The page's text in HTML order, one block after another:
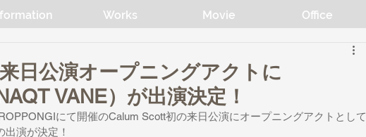
Works Movie Office
日公演オープニングアクトに
VANE）が出演決定！
にて開催のCalum Scott初の来日公演にオープニングアクトとして
演が決定！